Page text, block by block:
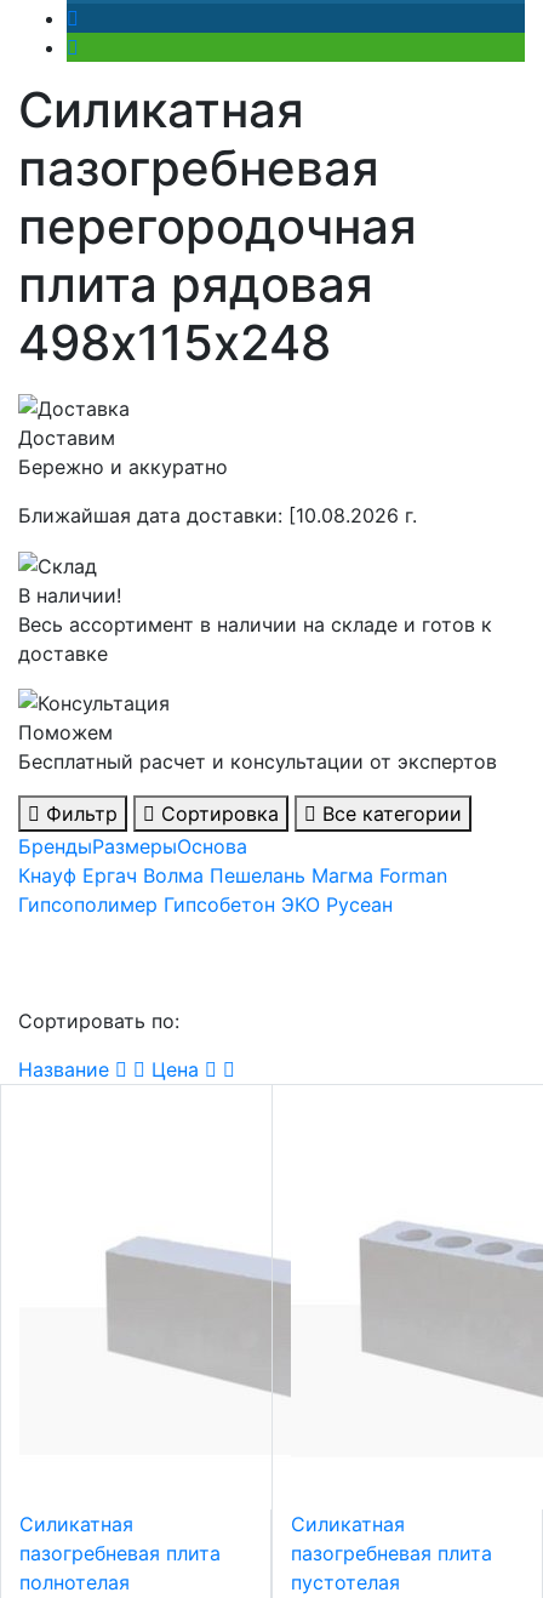
Силикатная
пазогребневая
перегородочная
плита рядовая
498х115х248
Доставим
Бережно и аккуратно
Ближайшая дата доставки: [10.08.2026 г.
В наличии!
Весь ассортимент в наличии на складе и готов к
доставке
Поможем
Бесплатный расчет и консультации от экспертов
Фильтр Сортировка
Все категории
БрендыРазмерыОснова
Кнауф Ергач Волма Пешелань Магма Forman
Гипсополимер Гипсобетон ЭКО Русеан
Сортировать по:
Название
Цена
Силикатная
пазогребневая плита
полнотелая
Силикатная
пазогребневая плита
пустотелая